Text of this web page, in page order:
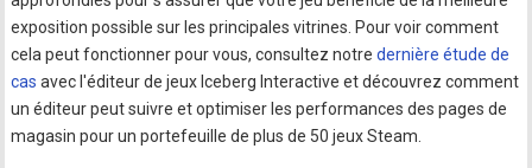
exposition possible sur les principales vitrines. Pour voir comment
cela peut fonctionner pour vous, consultez notredernière étude de
cas avec l'éditeur de jeux Iceberg Interactive et découvrez comment
un éditeur peut suivre et optimiser les performances des pages de
magasin pour un portefeuille de plus de 50 jeux Steam.